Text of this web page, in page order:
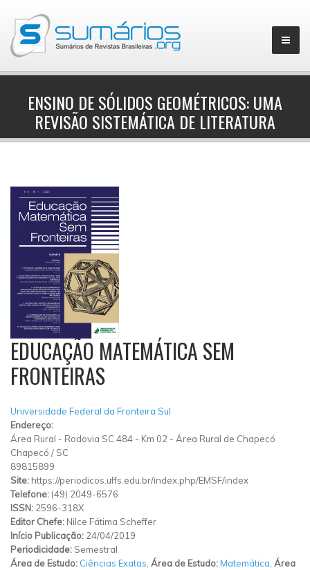
ENSINO DE SÓLIDOS GEOMÉTRICOS: UMA
REVISÃO SISTEMÁTICA DE LITERATURA
EDUCAÇÃO MATEMÁTICA SEM
FRONTEIRAS
Universidade Federal da Fronteira Sul
Endereço:
Área Rural - Rodovia SC 484 - Km 02 - Área Rural de Chapecó
Chapecó / SC
89815899
Site: https://periodicos.uffs.edu.br/index.php/EMSF/index
Telefone: (49) 2049-6576
ISSN: 2596-318X
Editor Chefe: Nilce Fátima Scheffer
Início Publicação: 24/04/2019
Periodicidade: Semestral
Área de Estudo: Ciências Exatas Área de Estudo:Matemática Área